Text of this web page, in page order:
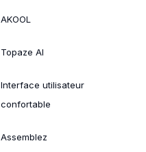
AKOOL
Topaze AI
Interface utilisateur
confortable
Assemblez